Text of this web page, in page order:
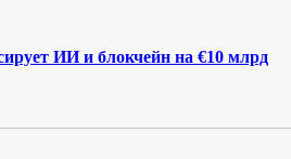
ИИ и блокчейн на €10 млрд